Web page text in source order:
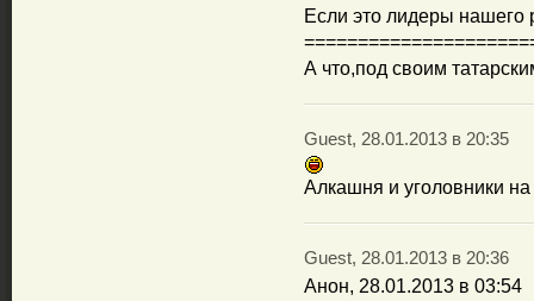
Если это лидеры нашего
А что,под своим
Guest, 28.01.2013 в 20:35
Алкашня и уголовники
Guest, 28.01.2013 в 20:36
Анон, 28.01.2013 в 03:54